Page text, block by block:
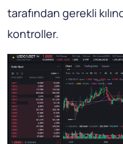
tarafından gerekli
kontroller.